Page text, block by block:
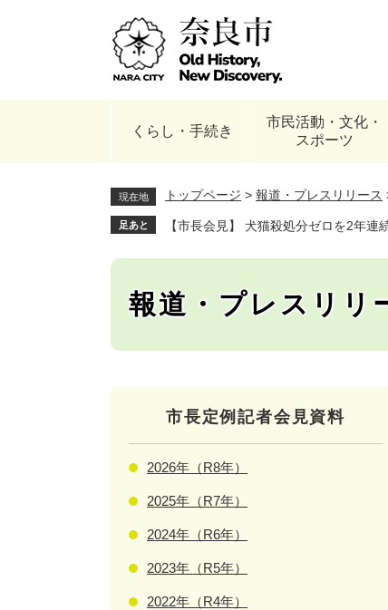
くらし・手続き
市民活動・文化・
スポーツ
現在地 トップページ > 報道・プレスリリース
足あと 【市長会見】 犬猫殺処分ゼロを2年連
報道・プレスリリ
市長定例記者会見資料
2026年（R8年）
2025年（R7年）
2024年（R6年）
2023年（R5年）
2022年（R4年）